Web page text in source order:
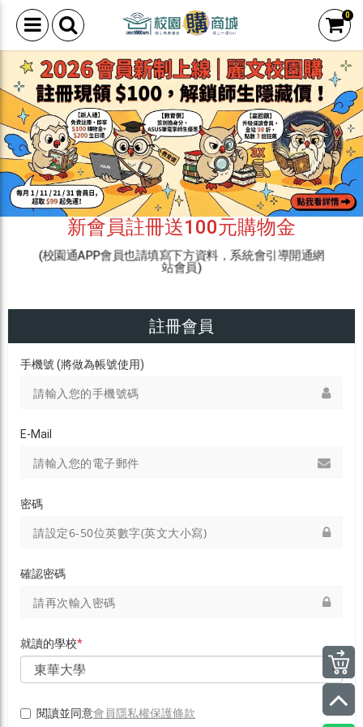
0
新會員註冊送100元購物金
(校園通APP會員也請填寫下方資料，系統會引導開通網
站會員)
註冊會員
手機號 (將做為帳號使用)
E-Mail
密碼
確認密碼
就讀的學校*
閱讀並同意會員隱私權保護條款